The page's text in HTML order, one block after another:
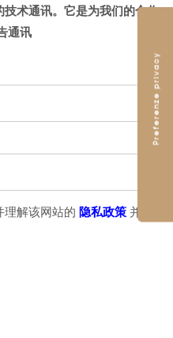
术通讯。它是为我们的合作
通讯
理解该网站的 隐私政策 并且我